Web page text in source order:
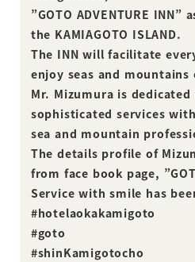
”GOTO ADVENTURE INN”
the KAMIAGOTO ISLAND.
The INN will facilitate
enjoy seas and mountains
Mr. Mizumura is
sophisticated services
sea and mountain
The details profile of
from face book page,
Service with smile has
#hotelaokakamigoto
#goto
#shinKamigotocho